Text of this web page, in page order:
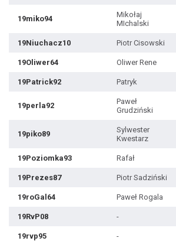
19miko94
Mikołaj
MIchalski
19Niuchacz10 Piotr Cisowski
19Oliwer64 Oliwer Rene
19Patrick92 Patryk
19perla92
Paweł
Grudziński
19piko89
Sylwester
Kwestarz
19Poziomka93 Rafał
19Prezes87 Piotr Sadziński
19roGal64 Paweł Rogala
19RvP08 -
19rvp95 -